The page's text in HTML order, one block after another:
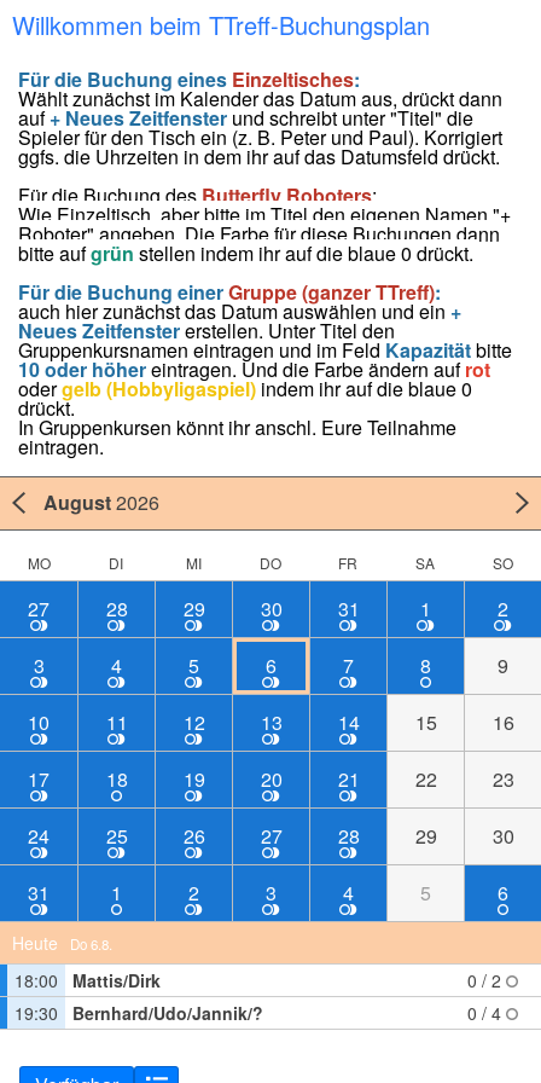
Willkommen beim TTreff-Buchungsplan
Für die Buchung eines Einzeltisches:
Wählt zunächst im Kalender das Datum aus, drückt dann
auf+ Neues Zeitfenster und schreibt unter "Titel" die
Spieler für den Tisch ein (z. B. Peter und Paul). Korrigiert
ggfs. die Uhrzeiten in dem ihr auf das Datumsfeld drückt.
Für die Buchung des Butterfly Roboters:
Wie Einzeltisch, aber bitte im Titel den eigenen Namen "+
Roboter" angeben. Die Farbe für diese Buchungen dann
bitte aufgrün stellen indem ihr auf die blaue 0 drückt.
Für die Buchung einerGruppe (ganzer TTreff):
auch hier zunächst das Datum auswählen und ein +
Neues Zeitfenstererstellen. Unter Titel den
Gruppenkursnamen eintragen und im Feld Kapazitätbitte
10 oder höhereintragen. Und die Farbe ändern aufrot
odergelb(Hobbyligaspiel) indem ihr auf die blaue 0
drückt.
In Gruppenkursen könnt ihr anschl. Eure Teilnahme
eintragen.
August2026
MO DI MI DO FR SA SO
27 28 29 30 31 1 2
3 4 5 6 7 8 9
10 11 12 13 14 15 16
17 18 19 20 21 22 23
24 25 26 27 28 29 30
31 1 2 3 4 5 6
Heute Do 6.8.
18:00 0 / 2
Mattis/Dirk
19:30
0 / 4
Bernhard/Udo/Jannik/?